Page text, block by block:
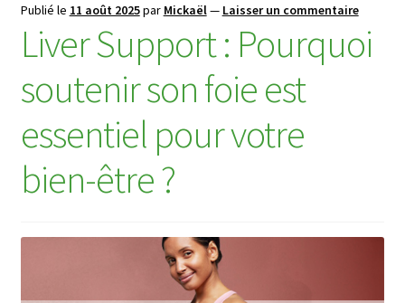
Publié le 11 août 2025par Mickaël— Laisser un commentaire
Liver Support : Pourquoi
soutenir son foie est
essentiel pour votre
bien-être ?